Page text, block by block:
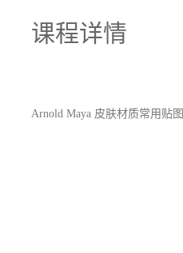
课程详情
Arnold Maya 皮肤材质常用贴图